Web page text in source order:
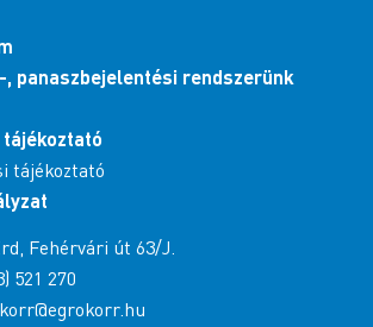
panaszbejelentési rendszerünk
tájékoztató
Fehérvári út 63/J.
521 270